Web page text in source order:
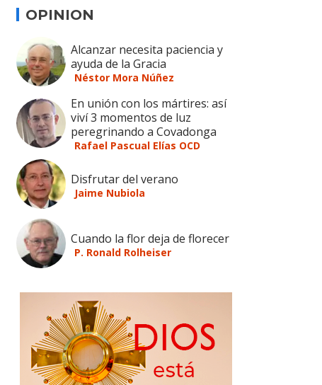
OPINION
Alcanzar necesita paciencia y
ayuda de la Gracia
Néstor Mora Núñez
En unión con los mártires: así
viví 3 momentos de luz
peregrinando a Covadonga
Rafael Pascual Elías OCD
Disfrutar del verano
Jaime Nubiola
Cuando la flor deja de florecer
P. Ronald Rolheiser